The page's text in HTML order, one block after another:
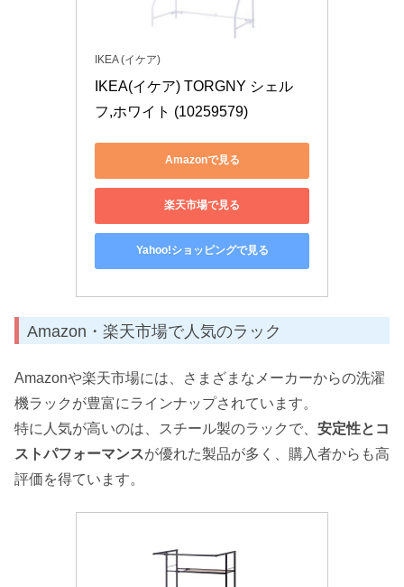
IKEA (イケア)
IKEA(イケア) TORGNY シェル
フ,ホワイト (10259579)
Amazonで見る
楽天市場で見る
Yahoo!ショッピングで見る
Amazon・楽天市場で人気のラック
Amazonや楽天市場には、さまざまなメーカーからの洗濯
機ラックが豊富にラインナップされています。
特に人気が高いのは、スチール製のラックで、 安定性とコ
ストパフォーマンスが優れた製品が多く、購入者からも高
評価を得ています。